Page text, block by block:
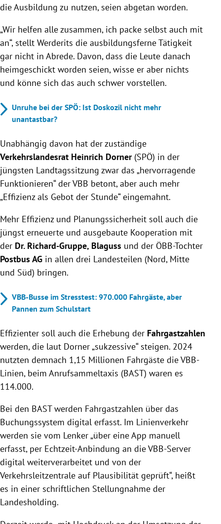
die Ausbildung zu nutzen, seien abgetan worden.
„Wir helfen alle zusammen, ich packe selbst auch mit
an“, stellt Werderits die ausbildungsferne Tätigkeit
gar nicht in Abrede. Davon, dass die Leute danach
heimgeschickt worden seien, wisse er aber nichts
und könne sich das auch schwer vorstellen.
Unruhe bei der SPÖ: Ist Doskozil nicht mehr
unantastbar?
Unabhängig davon hat der zuständige
Verkehrslandesrat Heinrich Dorner(SPÖ) in der
jüngsten Landtagssitzung zwar das „hervorragende
Funktionieren“ der VBB betont, aber auch mehr
„Effizienz als Gebot der Stunde“ eingemahnt.
Mehr Effizienz und Planungssicherheit soll auch die
jüngst erneuerte und ausgebaute Kooperation mit
der Dr. Richard-Gruppe, Blaguss und der ÖBB-Tochter
Postbus AG in allen drei Landesteilen (Nord, Mitte
und Süd) bringen.
VBB-Busse im Stresstest: 970.000 Fahrgäste, aber
Pannen zum Schulstart
Effizienter soll auch die Erhebung der Fahrgastzahlen
werden, die laut Dorner „sukzessive“ steigen. 2024
nutzten demnach 1,15 Millionen Fahrgäste die VBB-
Linien, beim Anrufsammeltaxis (BAST) waren es
114.000.
Bei den BAST werden Fahrgastzahlen über das
Buchungssystem digital erfasst. Im Linienverkehr
werden sie vom Lenker „über eine App manuell
erfasst, per Echtzeit-Anbindung an die VBB-Server
digital weiterverarbeitet und von der
Verkehrsleitzentrale auf Plausibilität geprüft“, heißt
es in einer schriftlichen Stellungnahme der
Landesholding.